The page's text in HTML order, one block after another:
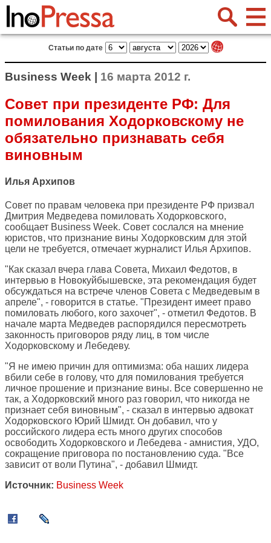
Статьи по дате
Business Week | 16 марта 2012 г.
Совет при президенте РФ: Для
помилования Ходорковскому не
обязательно признавать себя
виновным
Илья Архипов
Совет по правам человека при президенте РФ призвал
Дмитрия Медведева помиловать Ходорковского,
сообщает Business Week. Совет сослался на мнение
юристов, что признание вины Ходорковским для этой
цели не требуется, отмечает журналист Илья Архипов.
"Как сказал вчера глава Совета, Михаил Федотов, в
интервью в Новокуйбышевске, эта рекомендация будет
обсуждаться на встрече членов Совета с Медведевым в
апреле", - говорится в статье. "Президент имеет право
помиловать любого, кого захочет", - отметил Федотов. В
начале марта Медведев распорядился пересмотреть
законность приговоров ряду лиц, в том числе
Ходорковскому и Лебедеву.
"Я не имею причин для оптимизма: оба наших лидера
вбили себе в голову, что для помилования требуется
личное прошение и признание вины. Все совершенно не
так, а Ходорковский много раз говорил, что никогда не
признает себя виновным", - сказал в интервью адвокат
Ходорковского Юрий Шмидт. Он добавил, что у
российского лидера есть много других способов
освободить Ходорковского и Лебедева - амнистия, УДО,
сокращение приговора по постановлению суда. "Все
зависит от воли Путина", - добавил Шмидт.
Источник: Business Week